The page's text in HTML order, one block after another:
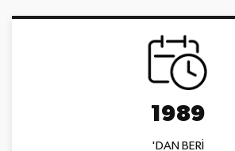
1989
'DAN BERİ